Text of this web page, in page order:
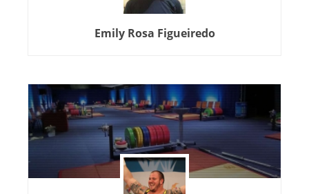
Emily Rosa Figueiredo